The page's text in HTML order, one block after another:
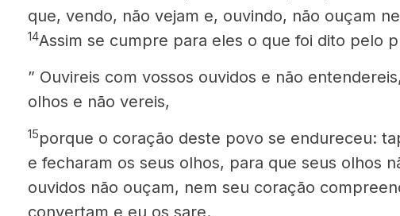
que, vendo, não vejam e, ouvindo, não ouçam
14Assim se cumpre para eles o que foi dito pelo
” Ouvireis com vossos ouvidos e não
olhos e não vereis,
15porque o coração deste povo se endureceu:
e fecharam os seus olhos, para que seus olhos
ouvidos não ouçam, nem seu coração
convertam e eu os sare.